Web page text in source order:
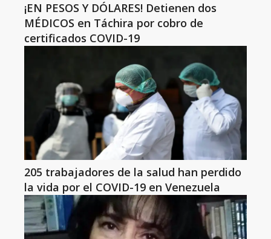
¡EN PESOS Y DÓLARES! Detienen dos
MÉDICOS en Táchira por cobro de
certificados COVID-19
205 trabajadores de la salud han perdido
la vida por el COVID-19 en Venezuela